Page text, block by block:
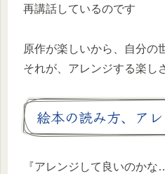
再講話しているのです
原作が楽しいから、自分の
それが、アレンジする楽し
絵本の読み方、ア
『アレンジして良いのかな